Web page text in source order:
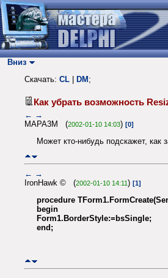
Вниз
Скачать: CL DM ;
Как убрать возможность
← →
MAPA3M (2002-01-10 14:03) [0]
Может кто-нибудь подскажет, как
← →
IronHawk © (2002-01-10 14:11) [1]
procedure
begin
Form1.BorderStyle:=bsSingle;
end;